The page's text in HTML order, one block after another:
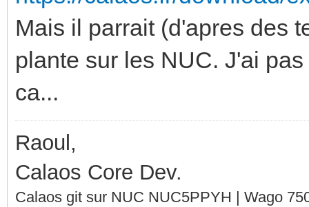
Mais il parrait (d'apres des
plante sur les NUC. J'ai
ca...
Raoul,
Calaos Core Dev.
Calaos git sur NUC NUC5PPYH | Wago